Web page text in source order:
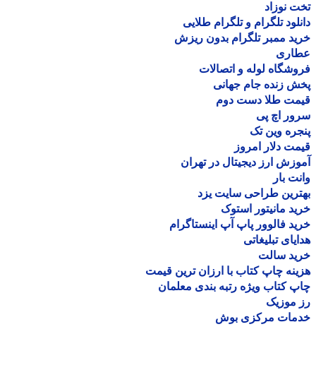
نوزاد
تلگرام و تلگرام طلایی
ممبر تلگرام بدون ریزش
لوله و اتصالات
زنده جام جهانی
طلا دست دوم
اچ پی
وین تک
دلار امروز
ارز دیجیتال در تهران
بار
طراحی سایت یزد
مانیتور استوک
فالوور پاپ آپ اینستاگرام
تبلیغاتی
سالت
چاپ کتاب با ارزان ترین قیمت
کتاب ویژه رتبه بندی معلمان
موزیک
مرکزی بوش